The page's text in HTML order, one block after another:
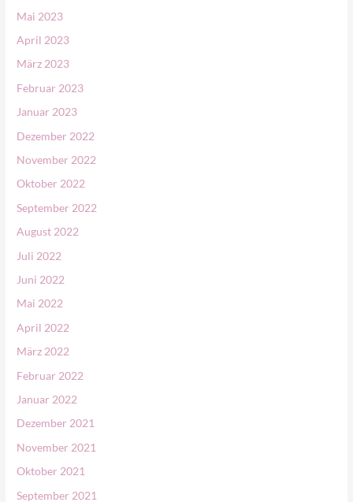
Mai 2023
April 2023
März 2023
Februar 2023
Januar 2023
Dezember 2022
November 2022
Oktober 2022
September 2022
August 2022
Juli 2022
Juni 2022
Mai 2022
April 2022
März 2022
Februar 2022
Januar 2022
Dezember 2021
November 2021
Oktober 2021
September 2021